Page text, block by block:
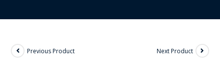
Previous Product Next Product